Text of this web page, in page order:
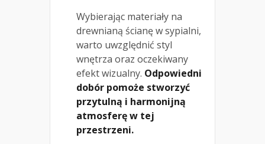
Wybierając materiały na
drewnianą ścianę w sypialni,
warto uwzględnić styl
wnętrza oraz oczekiwany
efekt wizualny. Odpowiedni
dobór pomoże stworzyć
przytulną i harmonijną
atmosferę w tej
przestrzeni.